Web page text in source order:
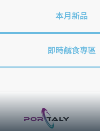
本月新品
即時鹹食專區